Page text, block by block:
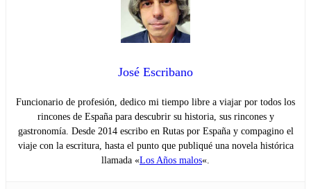
José Escribano
Funcionario de profesión, dedico mi tiempo libre a viajar por todos los
rincones de España para descubrir su historia, sus rincones y
gastronomía. Desde 2014 escribo en Rutas por España y compagino el
viaje con la escritura, hasta el punto que publiqué una novela histórica
llamada «Los Años malos«.